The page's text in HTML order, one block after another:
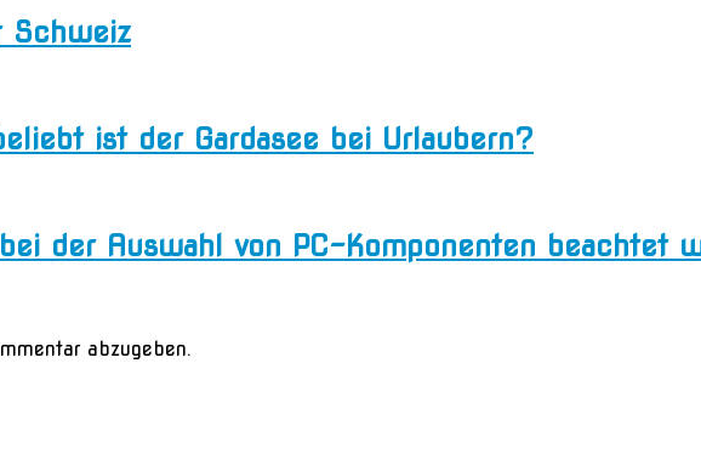
Schweiz
ist der Gardasee bei Urlaubern?
der Auswahl von PC-Komponenten beachtet
abzugeben.